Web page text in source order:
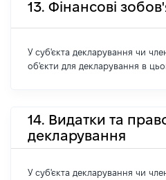
13. Фінансові
У суб'єкта декларування чи
об'єкти для декларування в
14. Видатки та
декларування
У суб'єкта декларування чи